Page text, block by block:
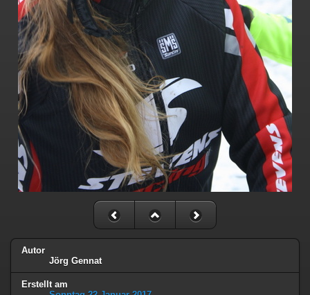
Autor
Jörg Gennat
Erstellt am